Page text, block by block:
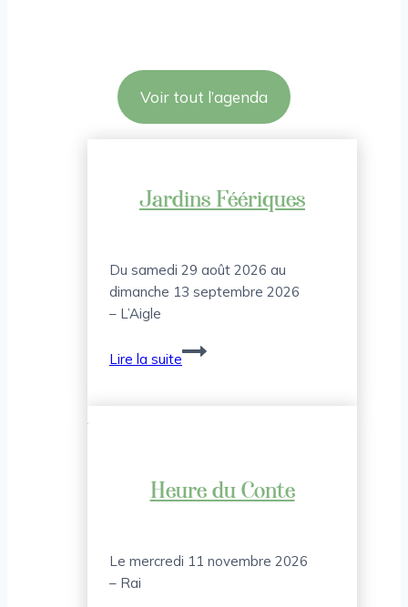
Voir tout l’agenda
Jardins Féériques
Du samedi 29 août 2026 au
dimanche 13 septembre 2026
– L’Aigle
Lire la suite
Jardins
Féériques
Heure du Conte
Le mercredi 11 novembre 2026
– Rai